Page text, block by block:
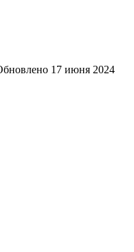
17 июня 2024